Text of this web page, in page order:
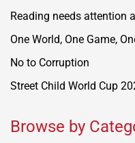
Reading needs attention
One World, One Game,
No to Corruption
Street Child World Cup
Browse by